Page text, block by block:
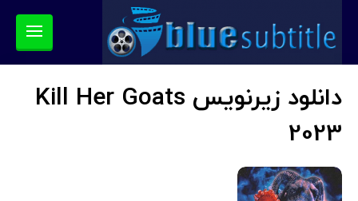
دانلود زیرنویس Kill Her Goats
2023